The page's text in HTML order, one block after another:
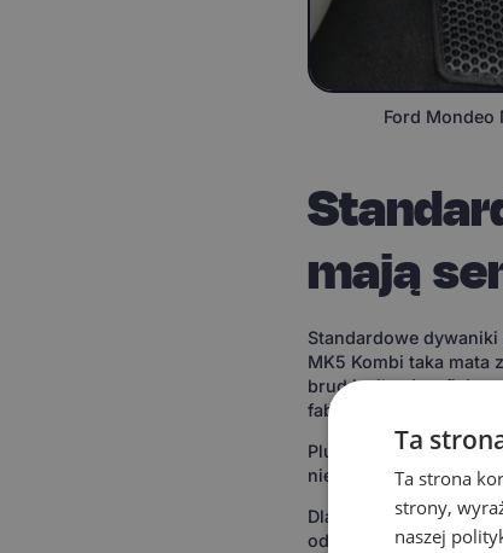
Ford Mondeo
mają
Standardowe
MK5 Kombi taka mata
brud i wilgoć trafiają
fabrycznych stoperów
Plusy? Niska cena i
nie jest dla Ciebie
Dla kierowcy Mondeo
odniesienia pozostają
Ta
Ta strona
strony,
naszej